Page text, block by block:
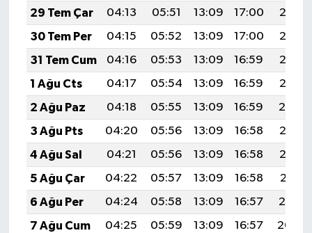
29 Tem Çar
04:13 05:51 13:09 17:00
20:18
30 Tem Per
04:15 05:52 13:09 17:00
20:17
31 Tem Cum
04:16 05:53 13:09 16:59
20:16
1 Ağu Cts
04:17 05:54 13:09 16:59
20:15
2 Ağu Paz
04:18 05:55 13:09 16:59
20:14
3 Ağu Pts
04:20 05:56 13:09 16:58
20:13
4 Ağu Sal
04:21 05:56 13:09 16:58
20:12
5 Ağu Çar
04:22 05:57 13:09 16:58
20:11
6 Ağu Per
04:24 05:58 13:09 16:57
20:10
7 Ağu Cum
04:25 05:59 13:09 16:57
20:09